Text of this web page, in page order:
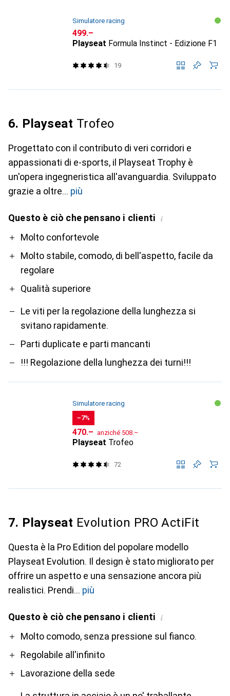
Simulatore racing
CHF
499.–
Playseat Formula Instinct - Edizione F1
19
6. Playseat Trofeo
Progettato con il contributo di veri corridori e
appassionati di e-sports, il Playseat Trophy è
un'opera ingegneristica all'avanguardia. Sviluppato
grazie a oltre
più
Questo è ciò che pensano i clienti i
ProMolto confortevole
Molto stabile, comodo, di bell'aspetto, facile da
regolare
Qualità superiore
Contro
Le viti per la regolazione della lunghezza si
svitano rapidamente.
Parti duplicate e parti mancanti
!!! Regolazione della lunghezza dei turni!!!
Simulatore racing
−7%
CHF
470.– anziché CHF
508.–
Playseat Trofeo
72
7. Playseat Evolution PRO ActiFit
Questa è la Pro Edition del popolare modello
Playseat Evolution. Il design è stato migliorato per
offrire un aspetto e una sensazione ancora più
realistici. Prendi
più
Questo è ciò che pensano i clienti i
ProMolto comodo, senza pressione sul fianco.
Regolabile all'infinito
Lavorazione della sede
Contro